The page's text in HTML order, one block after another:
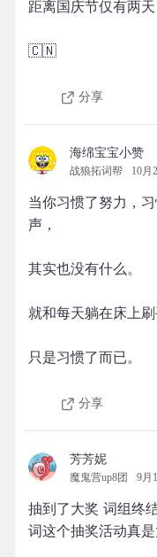
距离国庆节仅有两天
🇨🇳
分享
海绵宝宝小赞
战狼拓词帮 10月
当你习惯了努力，
声，
其实也没有什么。
就和每天躺在床上
只是习惯了而已。
分享
芳芳妮
魔鬼营up8团 9月
抽到了大奖 词组终
词这个抽奖活动真是